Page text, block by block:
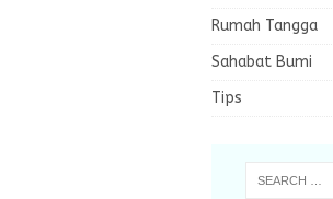
Rumah Tangga
Sahabat Bumi
Tips